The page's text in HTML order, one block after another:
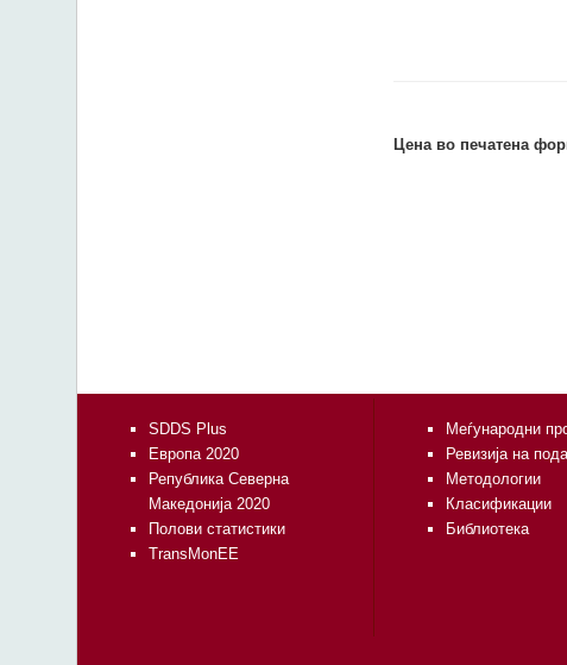
Цена во печатена
SDDS Plus
Европа 2020
Република Северна
Македонија 2020
Полови статистики
TransMonEE
Меѓународни
Ревизија на
Методологии
Класификации
Библиотека